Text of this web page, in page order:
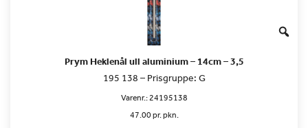
Prym Heklenål ull aluminium – 14cm – 3,5
195 138 – Prisgruppe: G
Varenr.:24195138
47.00 pr. pkn.